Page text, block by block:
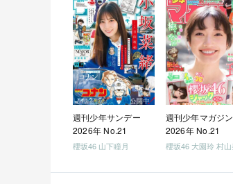
週刊少年サンデー
2026年 No.21
櫻坂46 山下瞳月
週刊少年マガジン
2026年 No.21